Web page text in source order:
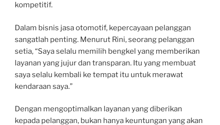
kompetitif.
Dalam bisnis jasa otomotif, kepercayaan pelanggan
sangatlah penting. Menurut Rini, seorang pelanggan
setia, “Saya selalu memilih bengkel yang memberikan
layanan yang jujur dan transparan. Itu yang membuat
saya selalu kembali ke tempat itu untuk merawat
kendaraan saya.”
Dengan mengoptimalkan layanan yang diberikan
kepada pelanggan, bukan hanya keuntungan yang akan